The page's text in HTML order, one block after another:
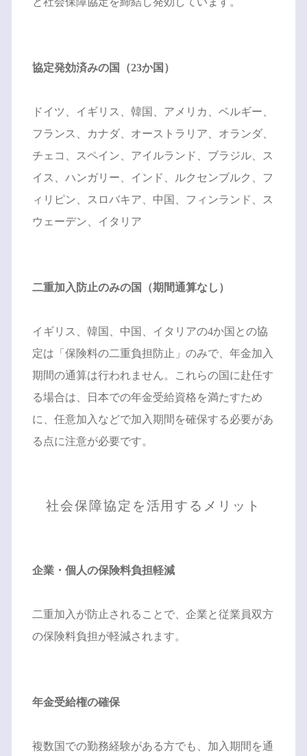
協定発効済みの国（23か国）
ドイツ、イギリス、韓国、アメリカ、ベルギー、
フランス、カナダ、オーストラリア、オランダ、
チェコ、スペイン、アイルランド、ブラジル、ス
イス、ハンガリー、インド、ルクセンブルク、フ
ィリピン、スロバキア、中国、フィンランド、ス
ウェーデン、イタリア
二重加入防止のみの国（期間通算なし）
イギリス、韓国、中国、イタリアの4か国との協
定は「保険料の二重負担防止」のみで、年金加入
期間の通算は行われません。これらの国に赴任す
る場合は、日本での年金受給資格を満たすため
に、任意加入などで加入期間を確保する必要があ
る点に注意が必要です。
社会保障協定を活用するメリット
企業・個人の保険料負担軽減
二重加入が防止されることで、企業と従業員双方
の保険料負担が軽減されます。
年金受給権の確保
複数国での勤務経験がある方でも、加入期間を通